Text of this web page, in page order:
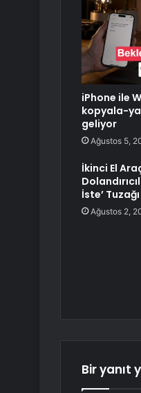
iPhone ile
kopyala-
geliyor
Ağustos 5,
İkinci El
İste’ Tuzağı
Ağustos 2,
Bir yanıt